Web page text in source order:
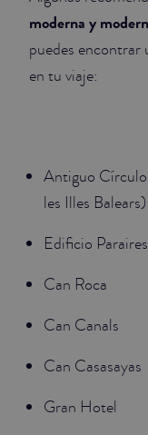
moderna y
puedes encontrar
en tu viaje:
Antiguo
les Illes Balears)
Edificio
Can Roca
Can Canals
Can Casasayas
Gran Hotel